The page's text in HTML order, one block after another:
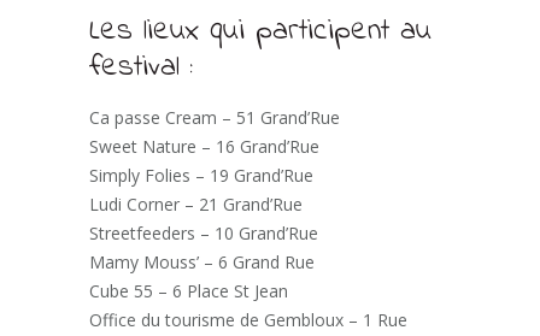
Les lieux qui participent au
festival :
Ca passe Cream – 51 Grand’Rue
Sweet Nature – 16 Grand’Rue
Simply Folies – 19 Grand’Rue
Ludi Corner – 21 Grand’Rue
Streetfeeders – 10 Grand’Rue
Mamy Mouss’ – 6 Grand Rue
Cube 55 – 6 Place St Jean
Office du tourisme de Gembloux – 1 Rue